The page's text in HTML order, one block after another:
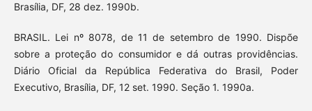
Brasília, DF, 28 dez. 1990b.
BRASIL. Lei nº 8078, de 11 de setembro de 1990. Dispõe
sobre a proteção do consumidor e dá outras providências.
Diário Oficial da República Federativa do Brasil, Poder
Executivo, Brasília, DF, 12 set. 1990. Seção 1. 1990a.